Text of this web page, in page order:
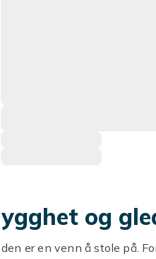
og
er en venn å stole på.